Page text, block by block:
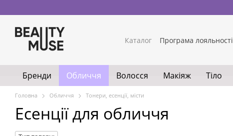
Каталог Програма лояльності
Бренди Обличчя Волосся Макіяж Тіло
Головна Обличчя Тонери, есенції, місти
Есенції для обличчя